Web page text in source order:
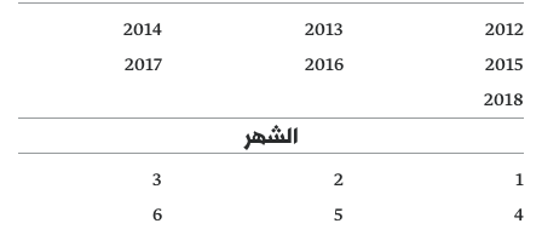
الرئيسية
مواضيع
2012
2013
2014
2015
2016
2017
2018
الشهر
1
2
3
4
5
6